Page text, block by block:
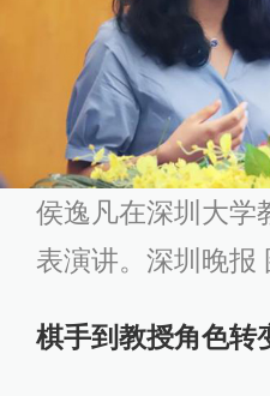
侯逸凡在深圳大学
表演讲。深圳晚报
棋手到教授角色转